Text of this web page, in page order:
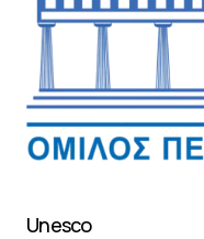
Unesco